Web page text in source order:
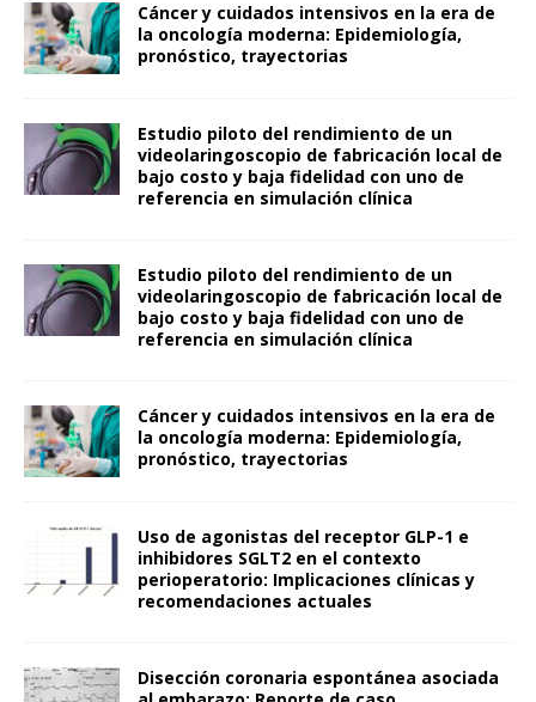
Cáncer y cuidados intensivos en la era de
la oncología moderna: Epidemiología,
pronóstico, trayectorias
Estudio piloto del rendimiento de un
videolaringoscopio de fabricación local de
bajo costo y baja fidelidad con uno de
referencia en simulación clínica
Estudio piloto del rendimiento de un
videolaringoscopio de fabricación local de
bajo costo y baja fidelidad con uno de
referencia en simulación clínica
Cáncer y cuidados intensivos en la era de
la oncología moderna: Epidemiología,
pronóstico, trayectorias
Uso de agonistas del receptor GLP-1 e
inhibidores SGLT2 en el contexto
perioperatorio: Implicaciones clínicas y
recomendaciones actuales
Disección coronaria espontánea asociada